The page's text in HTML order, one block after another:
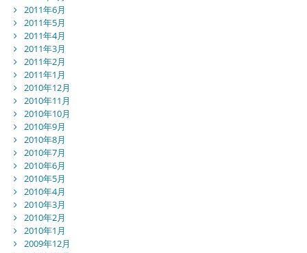
2011年6月
2011年5月
2011年4月
2011年3月
2011年2月
2011年1月
2010年12月
2010年11月
2010年10月
2010年9月
2010年8月
2010年7月
2010年6月
2010年5月
2010年4月
2010年3月
2010年2月
2010年1月
2009年12月